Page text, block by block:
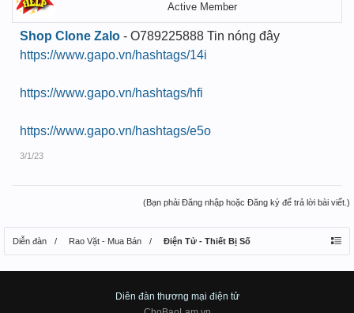
Active Member
Shop Clone Zalo - O789225888 Tin nóng đây
https://www.gapo.vn/hashtags/14i
https://www.gapo.vn/hashtags/hfi
https://www.gapo.vn/hashtags/e5o
3/1/23
(Bạn phải Đăng nhập hoặc Đăng ký để trả lời bài viết.)
Diễn đàn Rao Vặt - Mua Bán Điện Tử - Thiết Bị Số
Diên đàn thương mại điện tử